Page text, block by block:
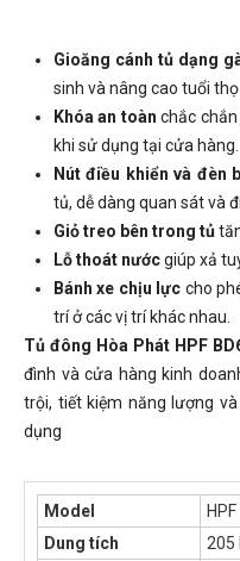
Gioăng cánh tủ dạng
sinh và nâng cao tuổi
Khóa an toàn chắc
khi sử dụng tại cửa hàng.
Nút điều khiển và đèn
tủ, dễ dàng quan sát và
Giỏ treo bên trong tủ
Lỗ thoát nướcgiúp xả
Bánh xe chịu lực cho
trí ở các vị trí khác nhau.
Tủ đông Hòa Phát HPF
đình và cửa hàng kinh
trội, tiết kiệm năng lượng
dụng
Model
Dung tích
205